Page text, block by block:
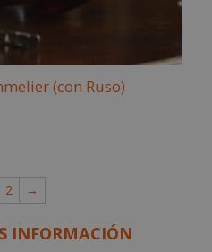
(con Ruso)
2 →
INFORMACIÓN